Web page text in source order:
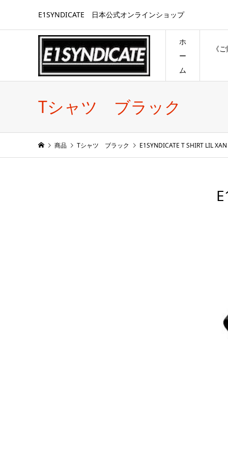
E1SYNDICATE 日本公式オンラインショップ
ホ
ー
ム
《
Tシャツ ブラック
商品 Tシャツ ブラック E1SYNDICATE T SHIRT LIL